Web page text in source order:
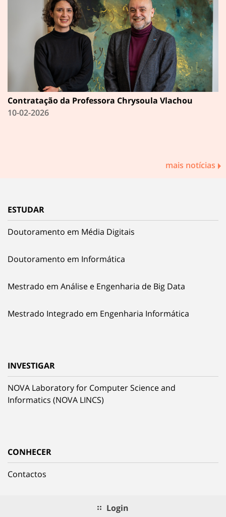
Contratação da Professora Chrysoula Vlachou
10-02-2026
mais notícias
ESTUDAR
Doutoramento em Média Digitais
Doutoramento em Informática
Mestrado em Análise e Engenharia de Big Data
Mestrado Integrado em Engenharia Informática
INVESTIGAR
NOVA Laboratory for Computer Science and
Informatics (NOVA LINCS)
CONHECER
Contactos
Login